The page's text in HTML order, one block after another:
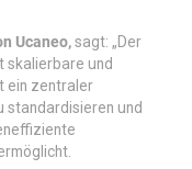
Ucaneo,sagt: „Der
skalierbare und
ein zentraler
standardisieren und